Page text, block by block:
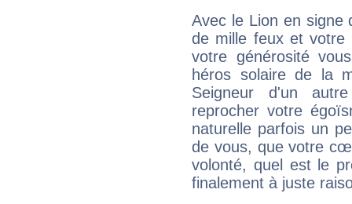
Avec le Lion en signe
de mille feux et votre
votre générosité
héros solaire de la
Seigneur d'un
reprocher votre
naturelle parfois un
de vous, que votre
volonté, quel est le
finalement à juste